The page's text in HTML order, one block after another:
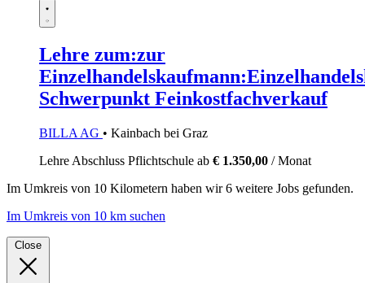
Lehre zum:zur
Schwerpunkt Feinkostfachverkauf
BILLA AG • Kainbach bei Graz
Lehre Abschluss Pflichtschule ab € 1.350,00 / Monat
Im Umkreis von 10 Kilometern haben wir6 weitere Jobs gefunden.
Im Umkreis von 10 km suchen
Close